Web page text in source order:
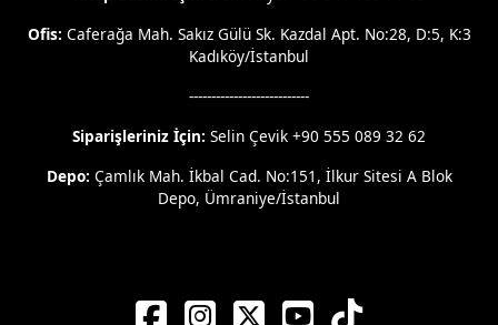
Ofis: Caferağa Mah. Sakız Gülü Sk. Kazdal Apt. No:28, D:5, K:3
Kadıköy/İstanbul
---------------------------
Siparişleriniz İçin: Selin Çevik +90 555 089 32 62
Depo: Çamlık Mah. İkbal Cad. No:151, İlkur Sitesi A Blok
Depo, Ümraniye/İstanbul